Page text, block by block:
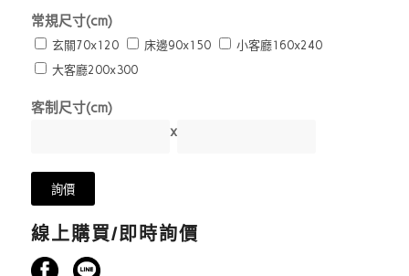
常規尺寸(cm)
玄關70x120 床邊90x150
小客廳160x240
大客廳200x300
客制尺寸(cm)
x
線上購買/即時詢價